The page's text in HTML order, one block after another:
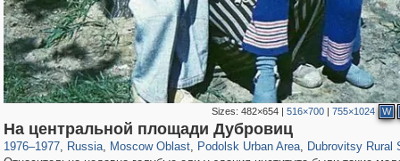
Sizes: 482×654| 516×700| 755×1024 W
На центральной площади Дубровиц
1976–1977, Russia
1,405,755 29,243
, Moscow Oblast
96,167 1,691
, Podolsk Urban Area
3,198 33
, Dubrovitsy Rural
22